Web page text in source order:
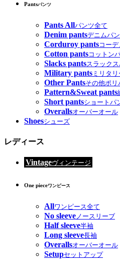
Pantsパンツ
Pants Allパンツ全て
Denim pantsデニムパ
Corduroy pantsコー
Cotton pantsコットン
Slacks pantsスラック
Military pants ミリタ
Other Pantsその他ポリ
Pattern&Sweat pants
Short pantsショートパ
Overallsオーバーオール
Shoesシューズ
レディース
Vintageヴィンテージ
One pieceワンピース
Allワンピース全て
No sleeveノースリーブ
Half sleeve半袖
Long sleeve長袖
Overallsオーバーオール
Setupセットアップ